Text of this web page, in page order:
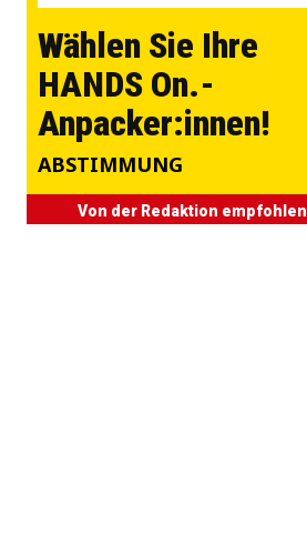
Wählen Sie Ihre
HANDS On.-
Anpacker:innen!
ABSTIMMUNG
Von der Redaktion empfohlen